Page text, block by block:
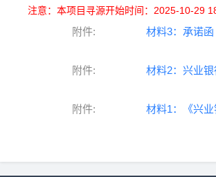
注意：本项目寻源开始时间：2025-10-29
附件: 材料3：承诺
附件: 材料2：兴业
附件: 材料1：《兴